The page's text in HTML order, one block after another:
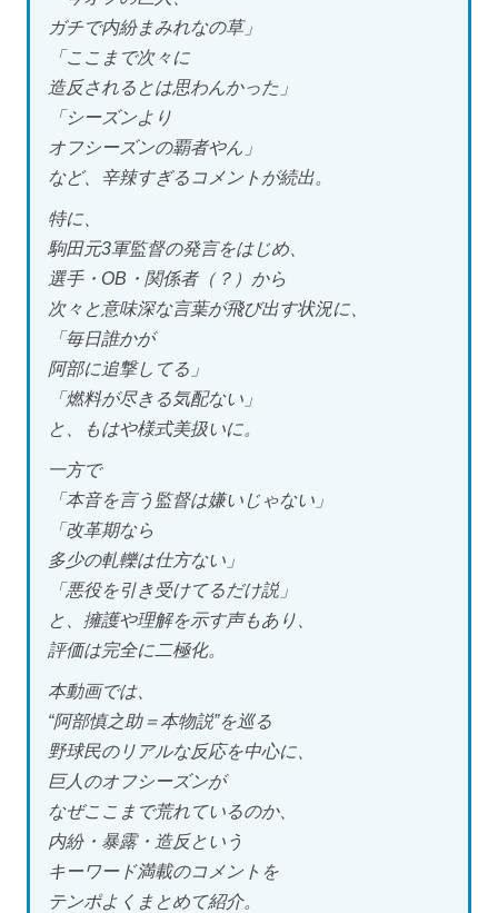
ガチで内紛まみれなの草」
「ここまで次々に
造反されるとは思わんかった」
「シーズンより
オフシーズンの覇者やん」
など、辛辣すぎるコメントが続出。
特に、
駒田元3軍監督の発言をはじめ、
選手・OB・関係者（？）から
次々と意味深な言葉が飛び出す状況に、
「毎日誰かが
阿部に追撃してる」
「燃料が尽きる気配ない」
と、もはや様式美扱いに。
一方で
「本音を言う監督は嫌いじゃない」
「改革期なら
多少の軋轢は仕方ない」
「悪役を引き受けてるだけ説」
と、擁護や理解を示す声もあり、
評価は完全に二極化。
本動画では、
“阿部慎之助＝本物説”を巡る
野球民のリアルな反応を中心に、
巨人のオフシーズンが
なぜここまで荒れているのか、
内紛・暴露・造反という
キーワード満載のコメントを
テンポよくまとめて紹介。